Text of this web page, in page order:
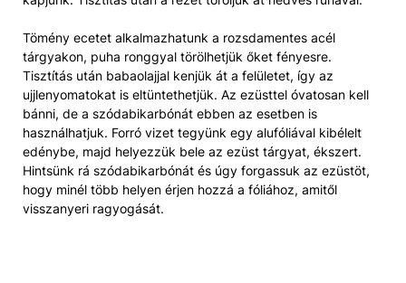
Tömény ecetet alkalmazhatunk a rozsdamentes acél
tárgyakon, puha ronggyal törölhetjük őket fényesre.
Tisztítás után babaolajjal kenjük át a felületet, így az
ujjlenyomatokat is eltüntethetjük. Az ezüsttel óvatosan kell
bánni, de a szódabikarbónát ebben az esetben is
használhatjuk. Forró vizet tegyünk egy alufóliával kibélelt
edénybe, majd helyezzük bele az ezüst tárgyat, ékszert.
Hintsünk rá szódabikarbónát és úgy forgassuk az ezüstöt,
hogy minél több helyen érjen hozzá a fóliához, amitől
visszanyeri ragyogását.